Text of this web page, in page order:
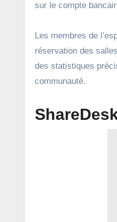
sur le compte
Les membres de
réservation des
des statistiques
communauté.